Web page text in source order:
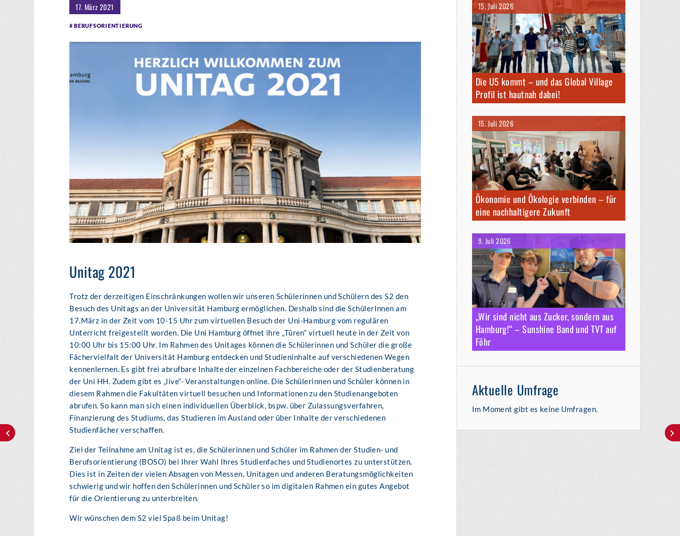
17. März 2021
BERUFSORIENTIERUNG
Unitag 2021
Trotz der derzeitigen Einschränkungen wollen wir unseren Schülerinnen und Schülern des S2 den
Besuch des Unitags an der Universität Hamburg ermöglichen. Deshalb sind die SchülerInnen am
17.März in der Zeit vom 10-15 Uhr zum virtuellen Besuch der Uni-Hamburg vom regulären
Unterricht freigestellt worden. Die Uni Hamburg öffnet ihre „Türen“ virtuell heute in der Zeit von
10:00 Uhr bis 15:00 Uhr. Im Rahmen des Unitages können die Schülerinnen und Schüler die große
Fächervielfalt der Universität Hamburg entdecken und Studieninhalte auf verschiedenen Wegen
kennenlernen. Es gibt frei abrufbare Inhalte der einzelnen Fachbereiche oder der Studienberatung
der Uni HH. Zudem gibt es „live“- Veranstaltungen online. Die Schülerinnen und Schüler können in
diesem Rahmen die Fakultäten virtuell besuchen und Informationen zu den Studienangeboten
abrufen. So kann man sich einen individuellen Überblick, bspw. über Zulassungsverfahren,
Finanzierung des Studiums, das Studieren im Ausland oder über Inhalte der verschiedenen
Studienfächer verschaffen.
Ziel der Teilnahme am Unitag ist es, die Schülerinnen und Schüler im Rahmen der Studien- und
Berufsorientierung (BOSO) bei Ihrer Wahl Ihres Studienfaches und Studienortes zu unterstützen.
Dies ist in Zeiten der vielen Absagen von Messen, Unitagen und anderen Beratungsmöglichkeiten
schwierig und wir hoffen den Schülerinnen und Schüler so im digitalen Rahmen ein gutes Angebot
für die Orientierung zu unterbreiten.
Wir wünschen dem S2 viel Spaß beim Unitag!
15. Juli 2026
Die U5 kommt – und das Global Village
Profil ist hautnah dabei!
15. Juli 2026
Ökonomie und Ökologie verbinden – für
eine nachhaltigere Zukunft
9. Juli 2026
„Wir sind nicht aus Zucker, sondern aus
Hamburg!“ – Sunshine Band und TVT auf
Föhr
Aktuelle Umfrage
Im Moment gibt es keine Umfragen.